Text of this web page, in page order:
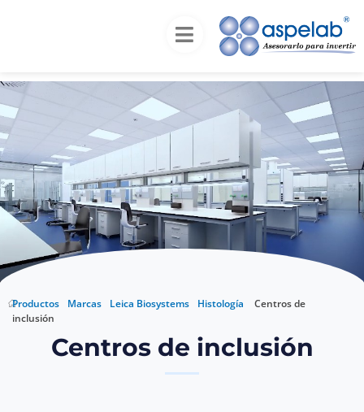
Productos Marcas
Histología Centros de inclusión
Centros de inclusión
Productos Marcas Leica Biosystems Histología
Centros de
inclusión
Centros de inclusión